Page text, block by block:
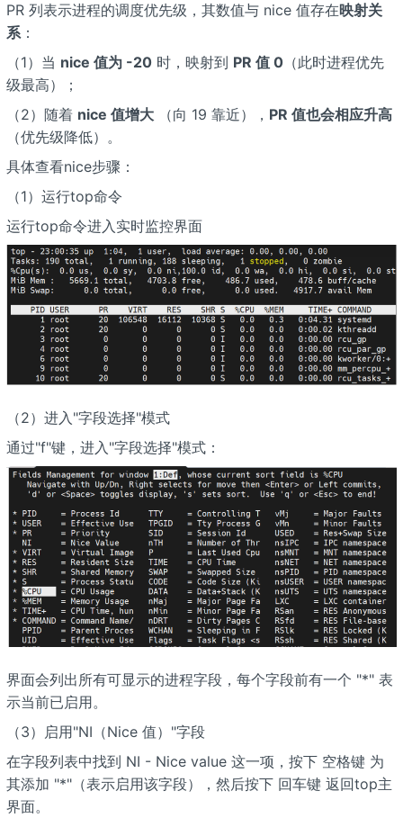
PR 列表示进程的调度优先级，其数值与 nice 值存在映射关
系：
（1）当 nice 值为 -20时，映射到 PR 值 0（此时进程优先
级最高）；
（2）随着 nice 值增大（向 19 靠近）， PR 值也会相应升高
（优先级降低）。
具体查看nice步骤：
（1）运行top命令
运行top命令进入实时监控界面
（2）进入"字段选择"模式
通过"f"键，进入"字段选择"模式：
界面会列出所有可显示的进程字段，每个字段前有一个 "*" 表
示当前已启用。
（3）启用"NI（Nice 值）"字段
在字段列表中找到 NI - Nice value 这一项，按下 空格键 为
其添加 "*"（表示启用该字段），然后按下 回车键 返回top主
界面。